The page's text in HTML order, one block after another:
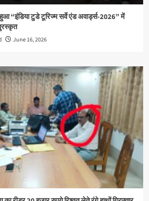
हुआ “इंडिया टुडे टूरिज्म सर्वे एंड अवार्ड्स-2026” में
June 16, 2026